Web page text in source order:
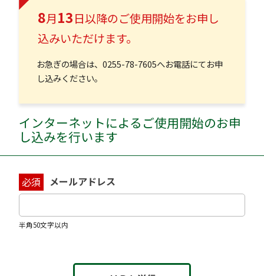
す。
＜他社からのガス使用契約の切り替えの場合＞
申し込み後、所定の手続きが完了した日から起算して
※最終保障供給からの切り替えの場合も同様とい
＜引越し（転入）等の場合＞
お客さまが希望する日
契約の変更及び引越し（転出）等に伴う解約は、当社
の窓口までご連絡ください。
他のガス小売事業者への切り替えに伴う解約は、当社
との契約について解約の手続きをお願いします。
8月13日以降のご使用開始をお申し
込みいただけます。
お急ぎの場合は、0255-78-7605へお電話にてお申
し込みください。
インターネットによるご使用開始のお申
し込みを行います
必須 メールアドレス
半角50文字以内